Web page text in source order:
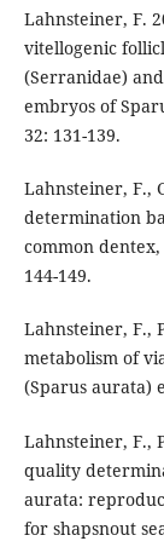
Lahnsteiner, F.
vitellogenic
(Serranidae)
embryos of
32: 131-139.
Lahnsteiner, F.,
determination
common
144-149.
Lahnsteiner, F.,
metabolism of
(Sparus aurata)
Lahnsteiner, F.,
quality
aurata:
for shapsnout